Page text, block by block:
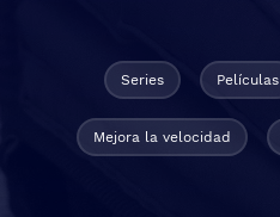
Series Películas
Mejora la velocidad